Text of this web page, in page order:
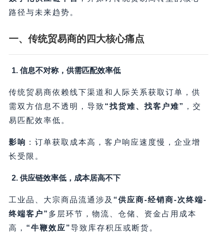
路径与未来趋势。
一、传统贸易商的四大核心痛点
1. 信息不对称，供需匹配效率低
传统贸易商依赖线下渠道和人际关系获取订单，供
需双方信息不透明，导致​“找货难、找客户难”​ ，交
易匹配效率低。
影响 ​：订单获取成本高，客户响应速度慢，企业增
长受限。
2. 供应链效率低，成本居高不下
工业品、大宗商品流通涉及 ​“供应商-经销商-次终端-
终端客户”​ 多层环节，物流、仓储、资金占用成本
高，​ ​“牛鞭效应”​导致库存积压或断货。